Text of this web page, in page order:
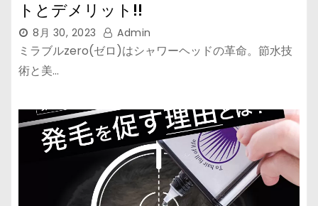
トとデメリット!!
8月 30, 2023 Admin
ミラブルzero(ゼロ)はシャワーヘッドの革命。節水技
術と美…